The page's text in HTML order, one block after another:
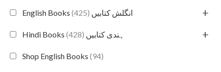
English Books انگلش کتابیں (425) +
Hindi Books ہندی کتابیں (428) +
Shop English Books (94)